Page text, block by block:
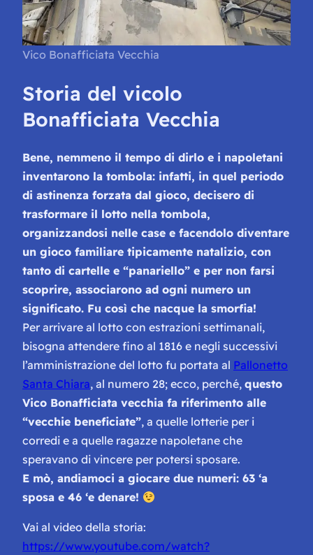
Vico Bonafficiata Vecchia
Storia del vicolo
Bonafficiata Vecchia
Bene, nemmeno il tempo di dirlo e i napoletani
inventarono la tombola: infatti, in quel periodo
di astinenza forzata dal gioco, decisero di
trasformare il lotto nella tombola,
organizzandosi nelle case e facendolo diventare
un gioco familiare tipicamente natalizio, con
tanto di cartelle e “panariello” e per non farsi
scoprire, associarono ad ogni numero un
significato. Fu così che nacque la smorfia!
Per arrivare al lotto con estrazioni settimanali,
bisogna attendere fino al 1816 e negli successivi
l’amministrazione del lotto fu portata al Pallonetto
Santa Chiara, al numero 28; ecco, perché, questo
Vico Bonafficiata vecchia fa riferimento alle
“vecchie beneficiate”, a quelle lotterie per i
corredi e a quelle ragazze napoletane che
speravano di vincere per potersi sposare.
E mò, andiamoci a giocare due numeri: 63 ‘a
sposa e 46 ‘e denare!
Vai al video della storia:
https://www.youtube.com/watch?